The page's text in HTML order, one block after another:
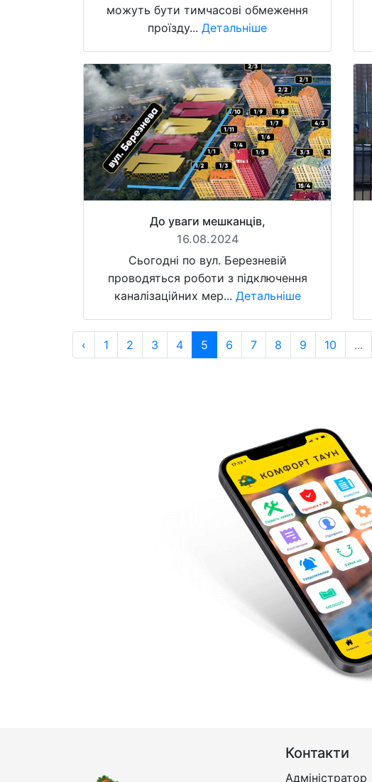
можуть бути тимчасові обмеження
проїзду... Детальніше
До уваги мешканців,
16.08.2024
Сьогодні по вул. Березневій
проводяться роботи з підключення
каналізаційних мер... Детальніше
‹ 1 2 3 4 5 6 7 8 9 10 ...
Контакти
Адміністратор